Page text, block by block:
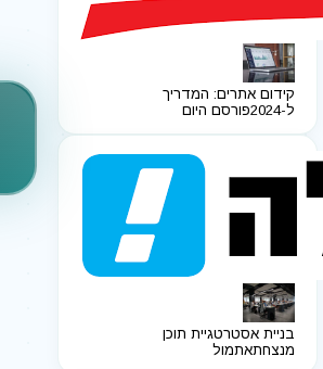
קידום אתרים: המדריך
ל-2024
פורסם היום
בניית אסטרטגיית תוכן
מנצחתאתמול